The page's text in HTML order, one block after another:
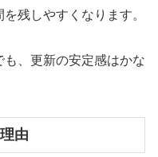
残しやすくなります。
、更新の安定感はかな
由